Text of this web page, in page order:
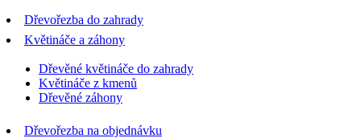
Dřevořezba do zahrady
Květináče a záhony
Dřevěné květináče do zahrady
Květináče z kmenů
Dřevěné záhony
Dřevořezba na objednávku